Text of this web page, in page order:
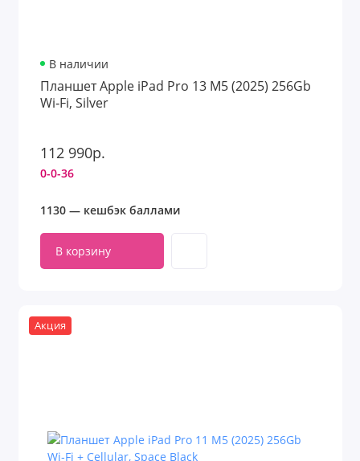
В наличии
Планшет Apple iPad Pro 13 M5 (2025) 256Gb
Wi‑Fi, Silver
112 990р.
0-0-36
1130 — кешбэк баллами
В корзину
Акция